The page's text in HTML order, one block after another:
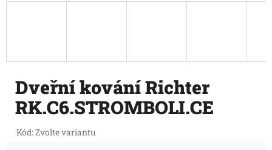
Dveřní kování Richter
RK.C6.STROMBOLI.CE
Kód:Zvolte variantu